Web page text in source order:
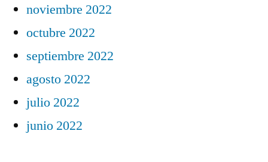
noviembre 2022
octubre 2022
septiembre 2022
agosto 2022
julio 2022
junio 2022